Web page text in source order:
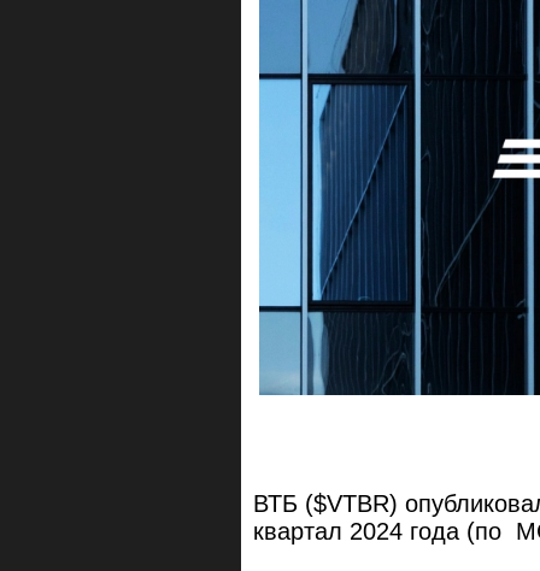
ВТБ ($VTBR)
квартал 2024 года (по